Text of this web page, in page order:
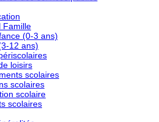
Famille
(0-3 ans)
12 ans)
loisirs
scolaires
scolaires
scolaire
scolaires